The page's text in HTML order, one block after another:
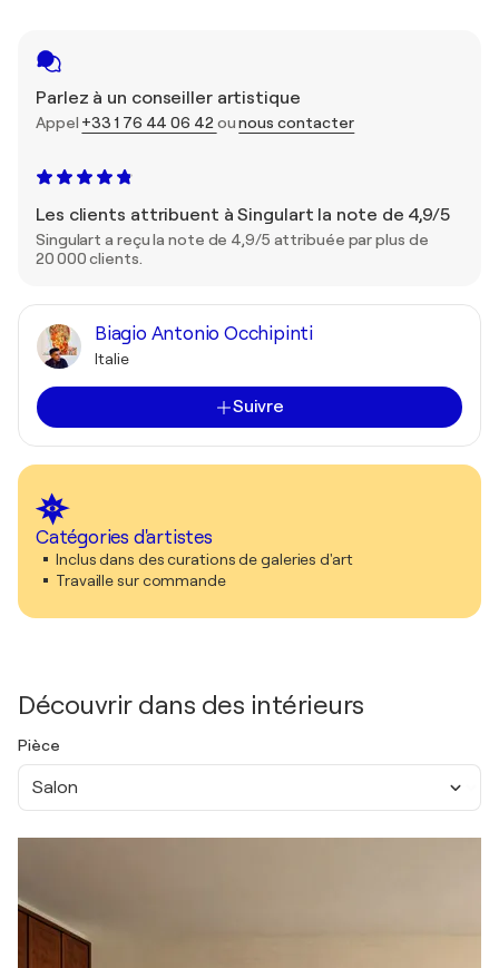
Parlez à un conseiller artistique
Appel +33 1 76 44 06 42 ounous contacter
Les clients attribuent à Singulart la note de 4,9/5
Singulart a reçu la note de 4,9/5 attribuée par plus de
20 000 clients.
Biagio Antonio Occhipinti
Italie
Suivre
Catégories d'artistes
Inclus dans des curations de galeries d'art
Travaille sur commande
Découvrir dans des intérieurs
Pièce
Salon